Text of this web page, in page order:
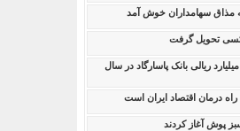
مذاق سهامداران خوش آمد
تحویل گرفت
سود خالص 11.633 میلیارد ریالی بانک پاسارگاد در سال
راه درمان اقتصاد ایران است
پوش آغاز کردند